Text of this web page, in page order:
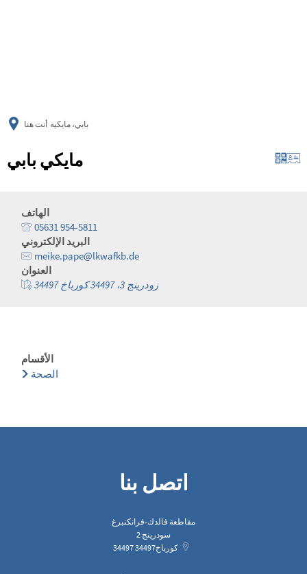
أنت هنا بابي، مايكيه
مايكي بابي
الهاتف
05631 954-5811
البريد الإلكتروني
meike.pape@lkwafkb.de
العنوان
زودرينج 3، 34497 كورباخ 34497
الأقسام
الصحة
اتصل بنا
مقاطعة فالدك-فرانكنبرغ
سودرينج 2
34497
كورباخ34497